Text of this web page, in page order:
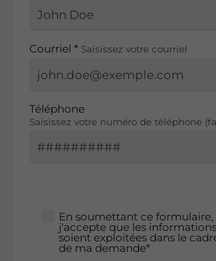
Courriel * Saisissez votre courriel
Téléphone
Saisissez votre numéro de téléphone
En soumettant ce formulaire,
j'accepte que les
soient exploitées dans le
de ma demande*